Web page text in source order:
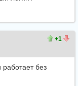
+1
без